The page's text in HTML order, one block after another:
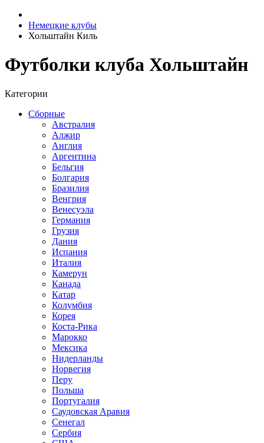
Немецкие клубы
Хольштайн Киль
Футболки клуба Хольштайн
Категории
Сборные
Австралия
Алжир
Англия
Аргентина
Бельгия
Болгария
Бразилия
Венгрия
Венесуэла
Германия
Грузия
Дания
Испания
Италия
Камерун
Канада
Катар
Колумбия
Корея
Коста-Рика
Марокко
Мексика
Нидерланды
Норвегия
Перу
Польша
Португалия
Саудовская Аравия
Сенегал
Сербия